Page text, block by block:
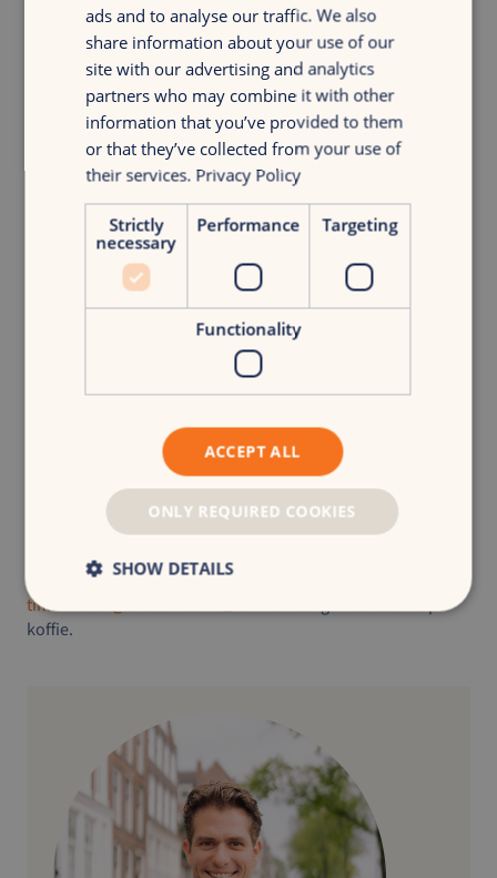
detail én resultaat
Hebt affiniteit met e-commerce merken en hun
groeivraagstukken
Wat je van ons krijgt
Bij ons krijg je de kans om een significante bijdrage te
leveren aan een groeiend, ambitieus bureau. Dit kun je van
ons verwachten:
Een salaris tussen €3.200 en €4.000, afhankelijk van je
Werken vanuit ons kantoor in hartje Amsterdam, met
woensdag als thuiswerkdag
25 vakantiedagen + je verjaardag vrij
Een MacBook, verzorgde lunch, teamuitjes,
vrijdagborrels en kerstdiners
Skincare, ANIMØ Optics en Zielinksi & Rozen
Veel ruimte om jezelf te ontwikkelen en SEO verder uit
te bouwen binnen ons IMO-framework
Klaar om e-commerce merken te laten groeien door
strategie en data?
We leren je graag kennen. Stuur een berichtje naar
tim.ariesen@croudx.com
en kom langs voor een kop
koffie.
ads and to analyse our traffic. We also
share information about your use of our
site with our advertising and analytics
partners who may combine it with other
information that you’ve provided to them
or that they’ve collected from your use of
their services. Privacy Policy
Strictly
necessary
Performance Targeting
Functionality
ACCEPT ALL
ONLY REQUIRED COOKIES
SHOW DETAILS